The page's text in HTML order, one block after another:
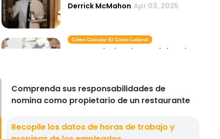
Derrick McMahon Apr 03, 2025
Cómo Calcular El Costo Laboral
Como calcular el costo laboral en
mano de obra de un restaurante
Comprenda sus responsabilidades de
nomina como propietario de un restaurante
Recopile los datos de horas de trabajo y